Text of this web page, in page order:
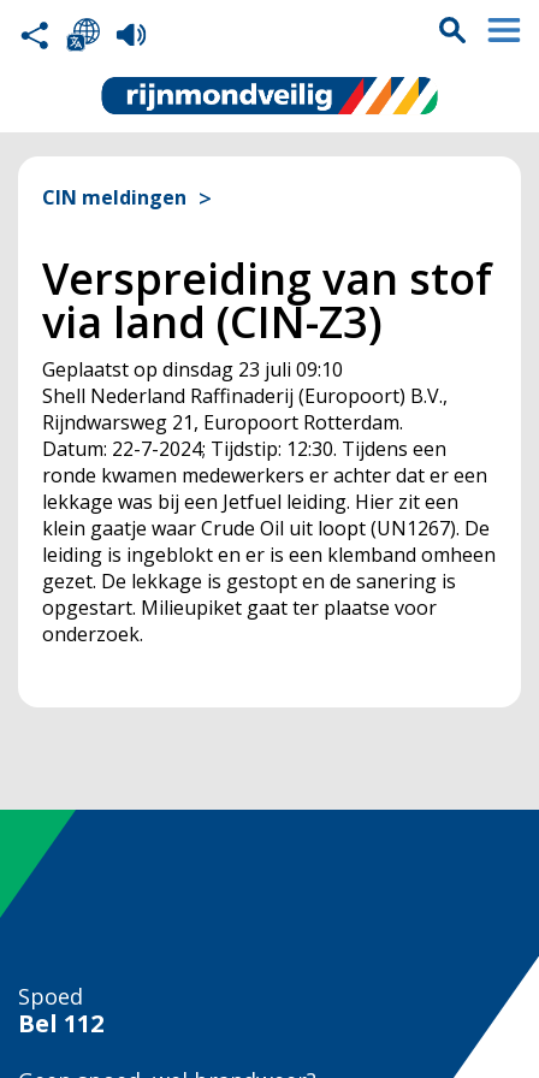
CIN meldingen
Verspreiding van stof
via land (CIN-Z3)
Geplaatst op dinsdag 23 juli 09:10
Shell Nederland Raffinaderij (Europoort) B.V.,
Rijndwarsweg 21, Europoort Rotterdam.
Datum: 22-7-2024; Tijdstip: 12:30. Tijdens een
ronde kwamen medewerkers er achter dat er een
lekkage was bij een Jetfuel leiding. Hier zit een
klein gaatje waar Crude Oil uit loopt (UN1267). De
leiding is ingeblokt en er is een klemband omheen
gezet. De lekkage is gestopt en de sanering is
opgestart. Milieupiket gaat ter plaatse voor
onderzoek.
Spoed
Bel 112